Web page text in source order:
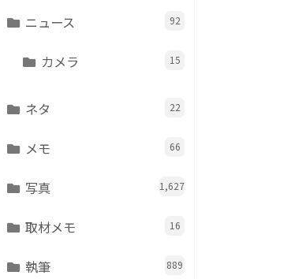
ニュース 92
カメラ 15
ネタ 22
メモ 66
写真 1,627
取材メモ 16
執筆 889